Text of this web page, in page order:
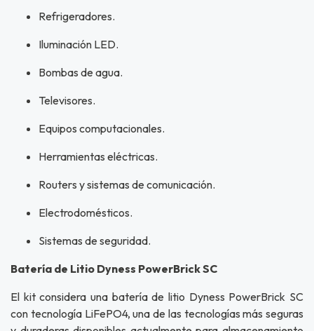
Refrigeradores.
Iluminación LED.
Bombas de agua.
Televisores.
Equipos computacionales.
Herramientas eléctricas.
Routers y sistemas de comunicación.
Electrodomésticos.
Sistemas de seguridad.
Batería de Litio Dyness PowerBrick SC
El kit considera una batería de litio Dyness PowerBrick SC
con tecnología LiFePO4, una de las tecnologías más seguras